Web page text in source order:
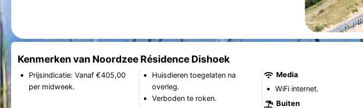
Kenmerken van Noordzee Résidence Dishoek
Prijsindicatie: Vanaf €405,00
per midweek.
Huisdieren toegelaten na
overleg.
Verboden te roken.
Media
WiFi internet.
Buiten